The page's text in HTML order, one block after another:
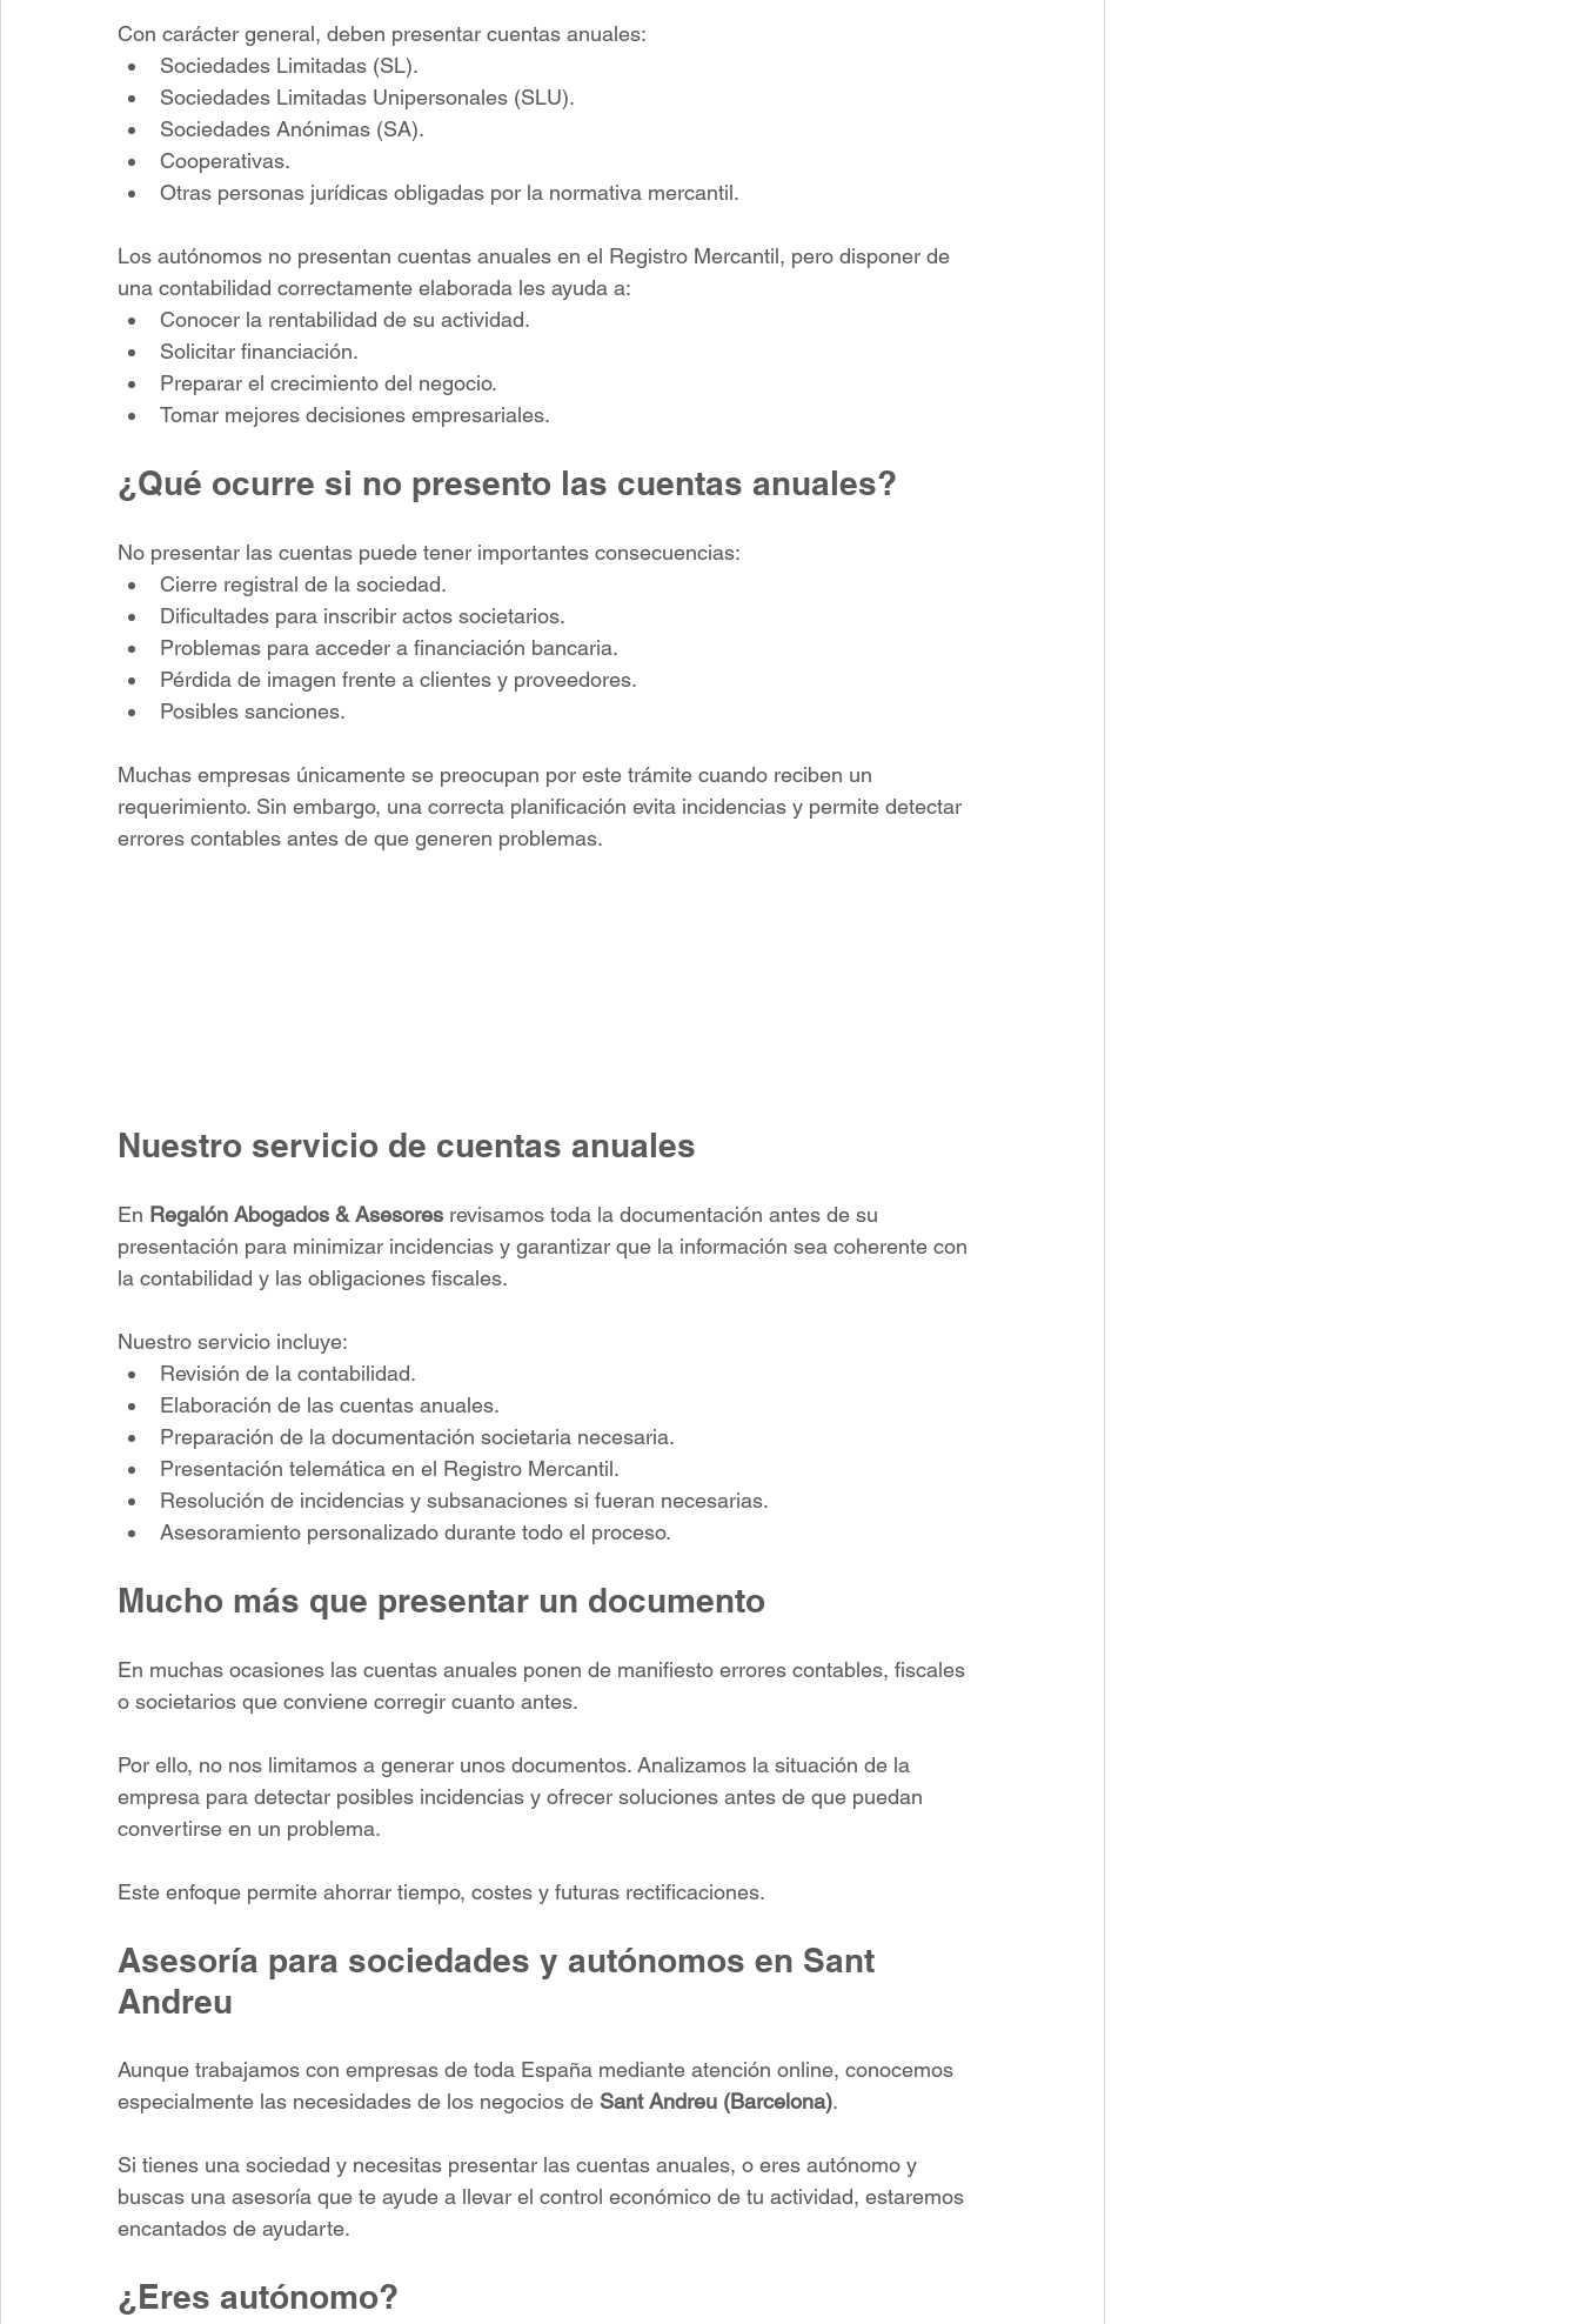
Con carácter general, deben presentar cuentas anuales:
Sociedades Limitadas (SL).
Sociedades Limitadas Unipersonales (SLU).
Sociedades Anónimas (SA).
Cooperativas.
Otras personas jurídicas obligadas por la normativa mercantil.
Los autónomos no presentan cuentas anuales en el Registro Mercantil, pero disponer de
una contabilidad correctamente elaborada les ayuda a:
Conocer la rentabilidad de su actividad.
Solicitar financiación.
Preparar el crecimiento del negocio.
Tomar mejores decisiones empresariales.
¿Qué ocurre si no presento las cuentas anuales?
No presentar las cuentas puede tener importantes consecuencias:
Cierre registral de la sociedad.
Dificultades para inscribir actos societarios.
Problemas para acceder a financiación bancaria.
Pérdida de imagen frente a clientes y proveedores.
Posibles sanciones.
Muchas empresas únicamente se preocupan por este trámite cuando reciben un
requerimiento. Sin embargo, una correcta planificación evita incidencias y permite detectar
errores contables antes de que generen problemas.
Nuestro servicio de cuentas anuales
En Regalón Abogados & Asesores revisamos toda la documentación antes de su
presentación para minimizar incidencias y garantizar que la información sea coherente con
la contabilidad y las obligaciones fiscales.
Nuestro servicio incluye:
Revisión de la contabilidad.
Elaboración de las cuentas anuales.
Preparación de la documentación societaria necesaria.
Presentación telemática en el Registro Mercantil.
Resolución de incidencias y subsanaciones si fueran necesarias.
Asesoramiento personalizado durante todo el proceso.
Mucho más que presentar un documento
En muchas ocasiones las cuentas anuales ponen de manifiesto errores contables, fiscales
o societarios que conviene corregir cuanto antes.
Por ello, no nos limitamos a generar unos documentos. Analizamos la situación de la
empresa para detectar posibles incidencias y ofrecer soluciones antes de que puedan
convertirse en un problema.
Este enfoque permite ahorrar tiempo, costes y futuras rectificaciones.
Asesoría para sociedades y autónomos en Sant
Andreu
Aunque trabajamos con empresas de toda España mediante atención online, conocemos
especialmente las necesidades de los negocios de Sant Andreu (Barcelona).
Si tienes una sociedad y necesitas presentar las cuentas anuales, o eres autónomo y
buscas una asesoría que te ayude a llevar el control económico de tu actividad, estaremos
encantados de ayudarte.
¿Eres autónomo?